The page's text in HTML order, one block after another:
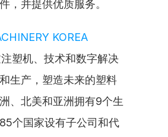
，并提供优质服务。
KOREA
注塑机、技术和数字解决
生产，塑造未来的塑料
、北美和亚洲拥有9个生
个国家设有子公司和代